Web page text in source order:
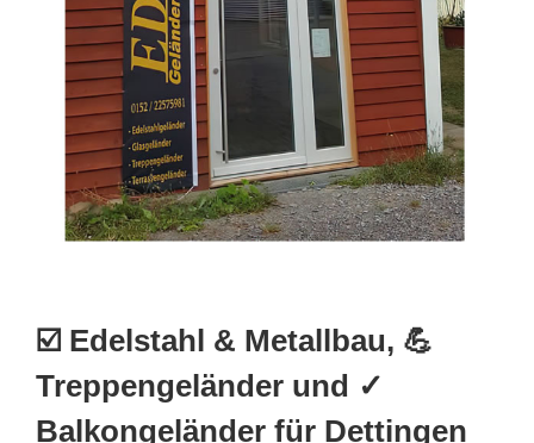
☑️ Edelstahl & Metallbau, 💪
Treppengeländer und ✓
Balkongeländer für Dettingen